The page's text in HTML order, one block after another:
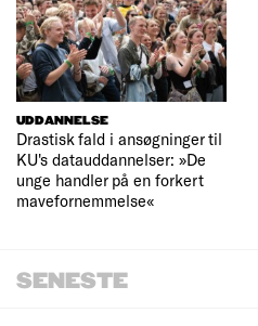
UDDANNELSE
Drastisk fald i ansøgninger til
KU's datauddannelser: »De
unge handler på en forkert
mavefornemmelse«
SENESTE